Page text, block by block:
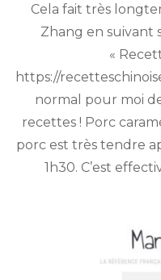
Cela fait très
Zhang en suivant
«
https://
normal pour moi
recettes ! Porc
porc est très tendre
1h30. C’est